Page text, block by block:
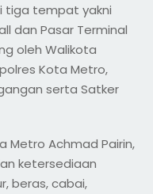
tiga tempat yakni
dan Pasar Terminal
oleh Walikota
Kota Metro,
serta Satker
Metro Achmad Pairin,
ketersediaan
beras, cabai,